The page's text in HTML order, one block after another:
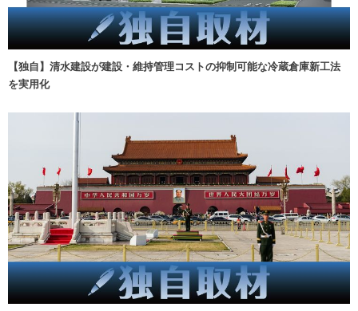
【独自】清水建設が建設・維持管理コストの抑制可能な冷蔵倉庫新工法
を実用化